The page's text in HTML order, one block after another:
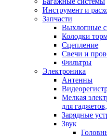
Инструмент и
Запчасти
Выхлопные
Колодки
Сцепление
Свечи и
Фильтры
Электроника
Антенны
Мелкая
для
Зарядные
Звук